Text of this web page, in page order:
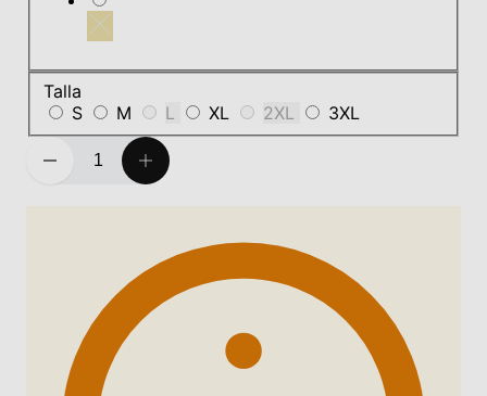
Talla
S
M L XL 2XL 3XL